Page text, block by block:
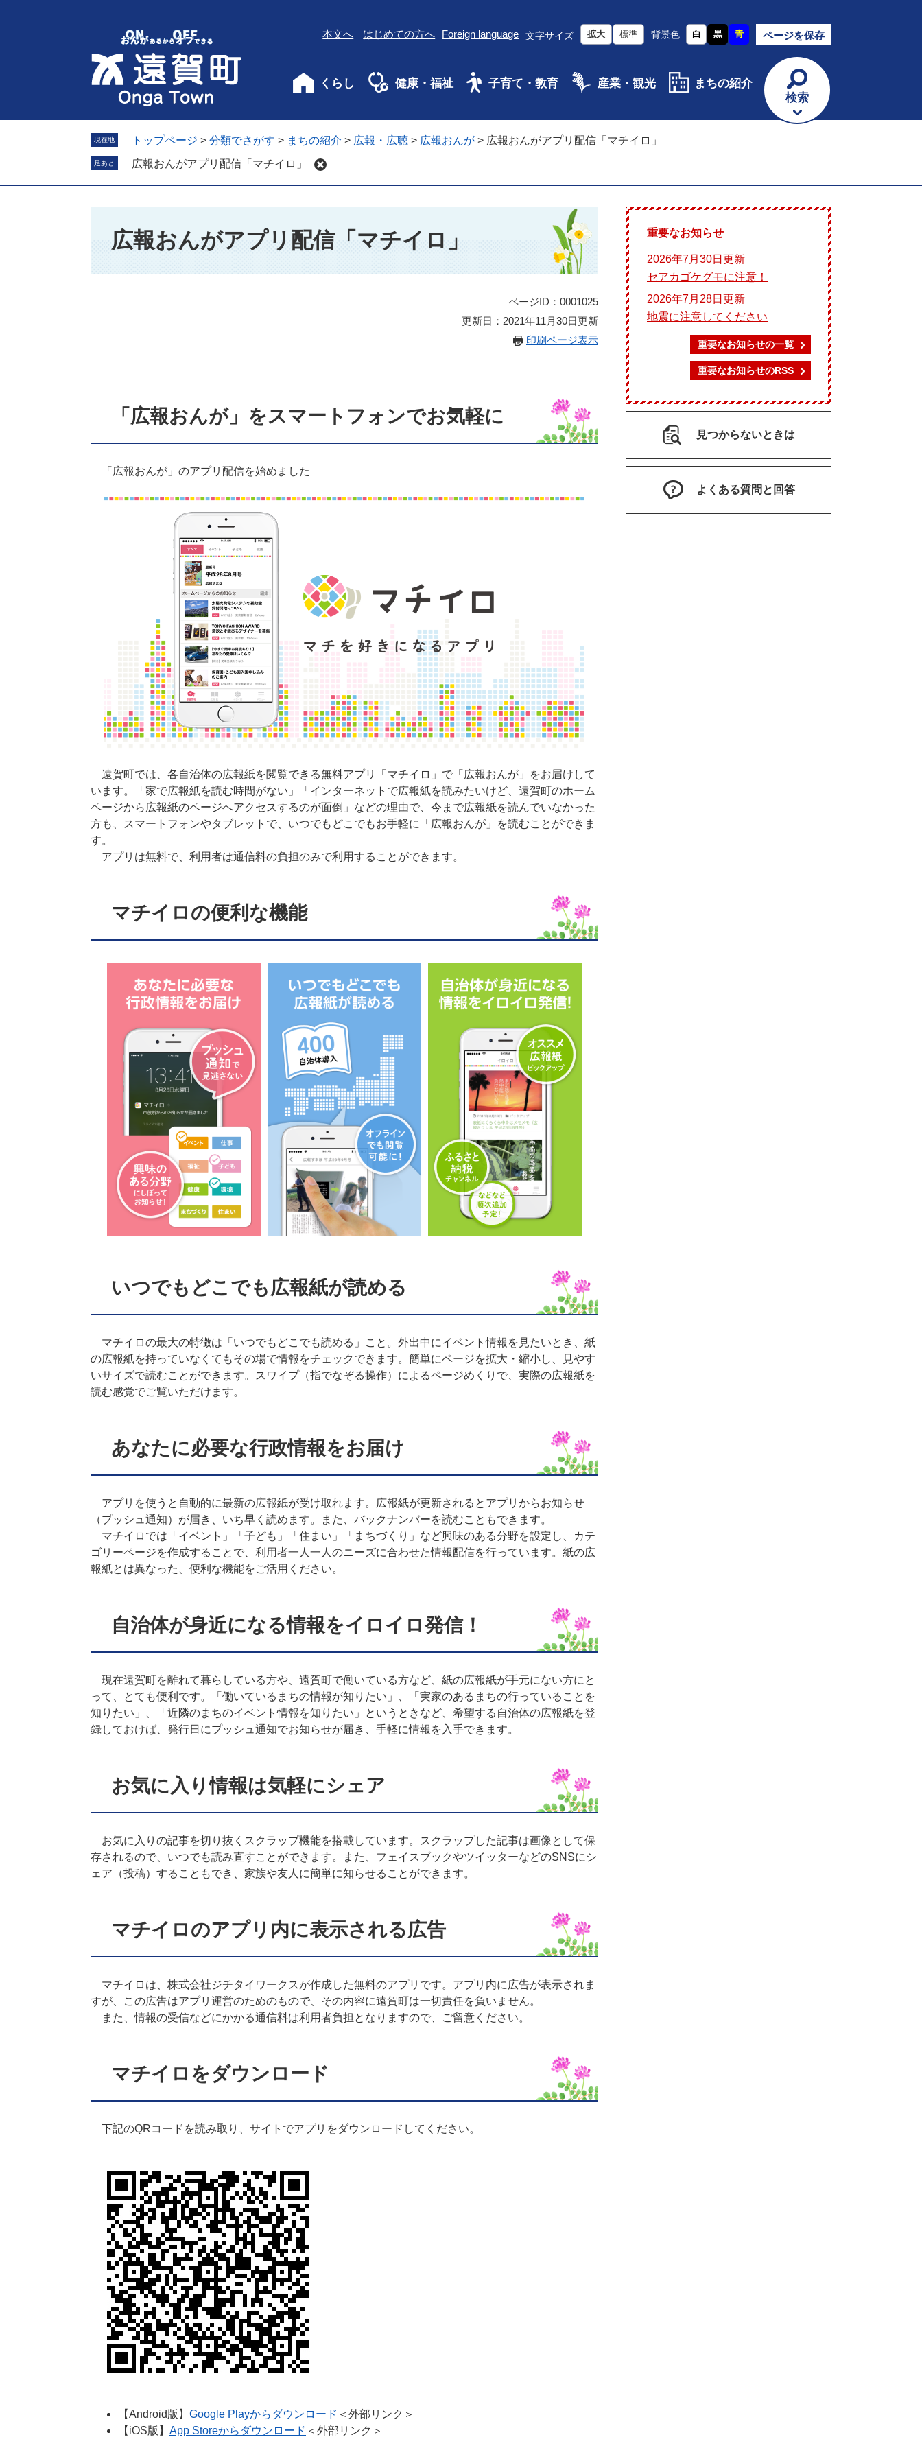
す
し
へ
本文へ はじめての方へ Foreign language 文字サイズ 拡大 標準 背景色 白 黒 青 ページを保存
くらし 健康・福祉 子育て・教育 産業・観光
まちの紹介
検索
現在地 トップページ > 分類でさがす > まちの紹介 > 広報・広聴 > 広報おんが > 広報おんがアプリ配信「マチイロ」
足あと 広報おんがアプリ配信「マチイロ」
広報おんがアプリ配信「マチイロ」
ページID：0001025
更新日：2021年11月30日更新
印刷ページ表示
「広報おんが」をスマートフォンでお気軽に
「広報おんが」のアプリ配信を始めました
遠賀町では、各自治体の広報紙を閲覧できる無料アプリ「マチイロ」で「広報おんが」をお届けして
います。「家で広報紙を読む時間がない」「インターネットで広報紙を読みたいけど、遠賀町のホーム
ページから広報紙のページへアクセスするのが面倒」などの理由で、今まで広報紙を読んでいなかった
方も、スマートフォンやタブレットで、いつでもどこでもお手軽に「広報おんが」を読むことができま
す。
アプリは無料で、利用者は通信料の負担のみで利用することができます。
マチイロの便利な機能
いつでもどこでも広報紙が読める
マチイロの最大の特徴は「いつでもどこでも読める」こと。外出中にイベント情報を見たいとき、紙
の広報紙を持っていなくてもその場で情報をチェックできます。簡単にページを拡大・縮小し、見やす
いサイズで読むことができます。スワイプ（指でなぞる操作）によるページめくりで、実際の広報紙を
読む感覚でご覧いただけます。
あなたに必要な行政情報をお届け
アプリを使うと自動的に最新の広報紙が受け取れます。広報紙が更新されるとアプリからお知らせ
（プッシュ通知）が届き、いち早く読めます。また、バックナンバーを読むこともできます。
マチイロでは「イベント」「子ども」「住まい」「まちづくり」など興味のある分野を設定し、カテ
ゴリーページを作成することで、利用者一人一人のニーズに合わせた情報配信を行っています。紙の広
報紙とは異なった、便利な機能をご活用ください。
自治体が身近になる情報をイロイロ発信！
現在遠賀町を離れて暮らしている方や、遠賀町で働いている方など、紙の広報紙が手元にない方にと
って、とても便利です。「働いているまちの情報が知りたい」、「実家のあるまちの行っていることを
知りたい」、「近隣のまちのイベント情報を知りたい」というときなど、希望する自治体の広報紙を登
録しておけば、発行日にプッシュ通知でお知らせが届き、手軽に情報を入手できます。
お気に入り情報は気軽にシェア
お気に入りの記事を切り抜くスクラップ機能を搭載しています。スクラップした記事は画像として保
存されるので、いつでも読み直すことができます。また、フェイスブックやツイッターなどのSNSにシ
ェア（投稿）することもでき、家族や友人に簡単に知らせることができます。
マチイロのアプリ内に表示される広告
マチイロは、株式会社ジチタイワークスが作成した無料のアプリです。アプリ内に広告が表示されま
すが、この広告はアプリ運営のためのもので、その内容に遠賀町は一切責任を負いません。
また、情報の受信などにかかる通信料は利用者負担となりますので、ご留意ください。
マチイロをダウンロード
下記のQRコードを読み取り、サイトでアプリをダウンロードしてください。
【Android版】 Google Playからダウンロード ＜外部リンク＞
【iOS版】 App Storeからダウンロード ＜外部リンク＞
重要なお知らせ
2026年7月30日更新
セアカゴケグモに注意！
2026年7月28日更新
地震に注意してください
重要なお知らせの一覧
重要なお知らせのRSS
見つからないときは
よくある質問と回答